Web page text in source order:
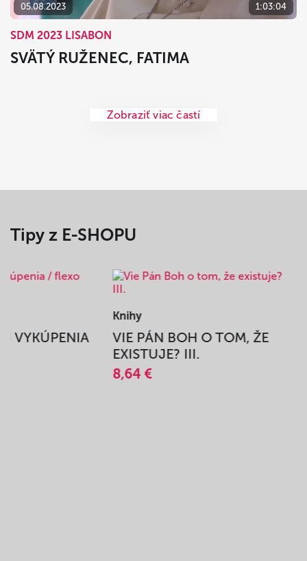
05.08.2023 1:03:04
SDM 2023 LISABON
SVÄTÝ RUŽENEC, FATIMA
Zobraziť viac častí
Tipy z E-SHOPU
VYKÚPENIA
Knihy
VIE PÁN BOH O TOM, ŽE
EXISTUJE? III.
8,64 €